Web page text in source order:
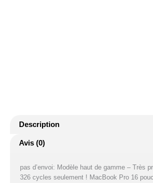
RAM
Description
Avis (0)
pas d’envoi: Modèle haut de gamme – Très
326 cycles seulement ! MacBook Pro 16